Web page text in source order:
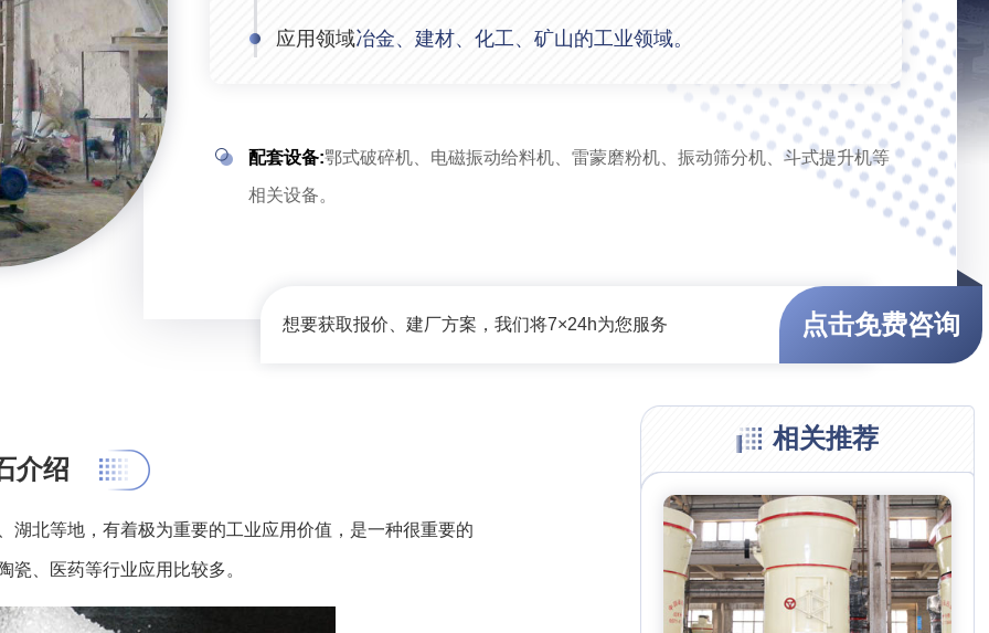
应用领域冶金、建材、化工、矿山的工业领域。
配套设备:鄂式破碎机、电磁振动给料机、雷蒙磨粉机、振动筛分机、斗式提升机等
相关设备。
想要获取报价、建厂方案，我们将7×24h为您服务 点击免费咨询
介绍
北等地，有着极为重要的工业应用价值，是一种很重要的
瓷、医药等行业应用比较多。
相关推荐